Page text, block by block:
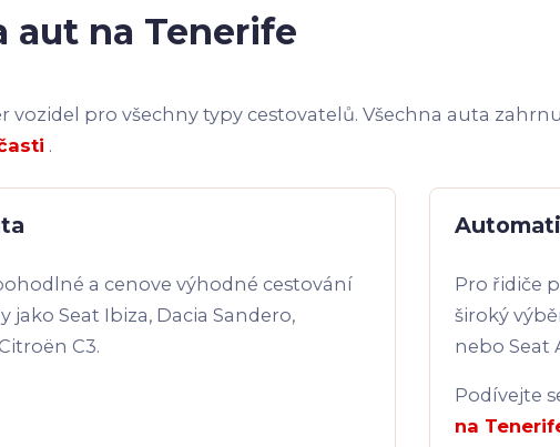
aut na Tenerife
vozidel pro všechny typy cestovatelů. Všechna auta
.
a cenove výhodné cestování
jako Seat Ibiza, Dacia Sandero,
C3.
Pro řidiče
široký
nebo Seat
Podívejte
na